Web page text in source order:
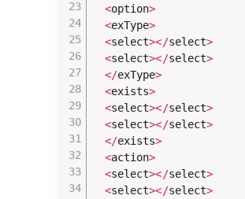
<option>
<exType>
<select></select>
<select></select>
</exType>
<exists>
<select></select>
<select></select>
</exists>
<action>
<select></select>
<select></select>